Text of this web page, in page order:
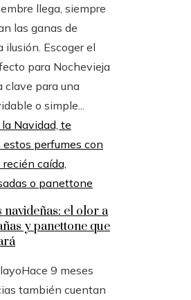
llega, siempre
las ganas de
ilusión. Escoger el
para Nochevieja
clave para una
o simple...
navideñas: el olor a
y panettone que
Hace 9 meses
también cuentan